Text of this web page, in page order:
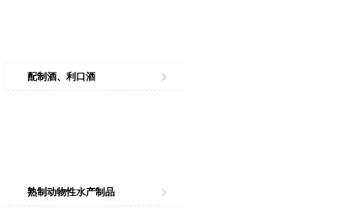
配制酒、利口酒
熟制动物性水产制品